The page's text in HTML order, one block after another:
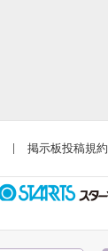
掲示板投稿規約